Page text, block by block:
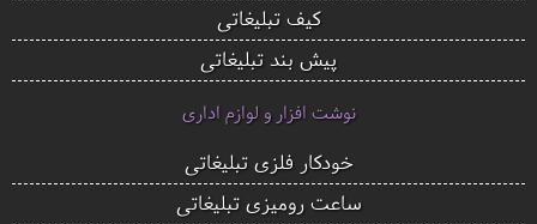
کیف تبلیغاتی
پیش بند تبلیغاتی
نوشت افزار و لوازم اداری
خودکار فلزی تبلیغاتی
ساعت رومیزی تبلیغاتی